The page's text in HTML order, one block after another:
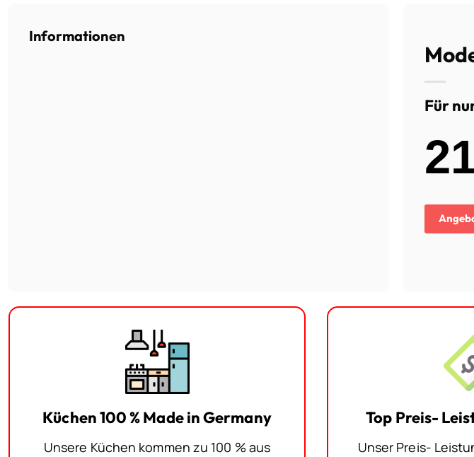
Informationen
Für
Küchen 100 % Made in Germany
Unsere Küchen kommen zu 100 % aus
Top Preis-
Unser Preis-